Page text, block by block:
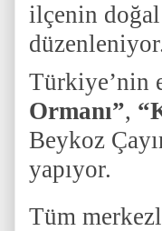
ilçenin
Türkiye’nin
Ormanı”,
Beykoz
yapıyor.
Tüm